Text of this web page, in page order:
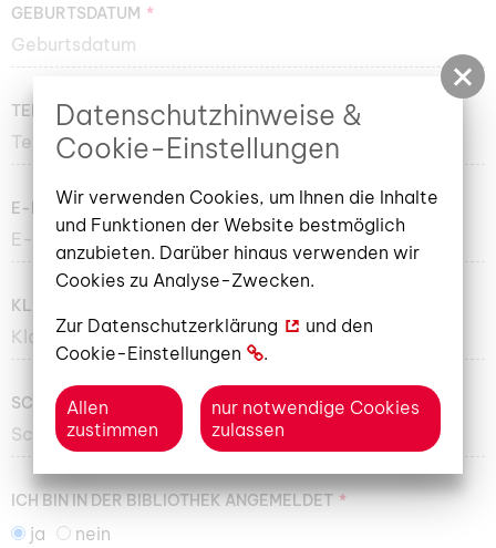
GEBURTSDATUM
TELEFONNUMMER
E-MAIL-ADRESSE
KLASSE NACH DEN FERIEN
SCHULE NACH DEN FERIEN
ICH BIN IN DER BIBLIOTHEK ANGEMELDET
ja nein
Datenschutzhinweise &
Cookie-Einstellungen
Wir verwenden Cookies, um Ihnen die Inhalte
und Funktionen der Website bestmöglich
anzubieten. Darüber hinaus verwenden wir
Cookies zu Analyse-Zwecken.
Zur Datenschutzerklärung
und den
Cookie-Einstellungen
.
Allen
zustimmen
nur notwendige Cookies
zulassen